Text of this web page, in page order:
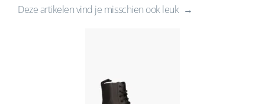
Deze artikelen vind je misschien ook leuk